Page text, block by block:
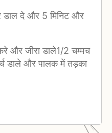
डाल दे और 5 मिनिट और
और जीरा डाले1/2 चम्मच
डाले और पालक में तड़का